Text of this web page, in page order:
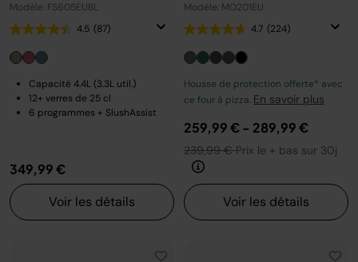
Modèle: FS605EUBL
4.5 (87)
Capacité 4.4L (3.3L util.)
12+ verres de 25 cl
6 programmes + SlushAssist
349,99 €
Voir les détails
Modèle: MO201EU
4.7 (224)
Housse de protection offerte* avec
ce four à pizza. En savoir plus
259,99 €- 289,99 €
239,99 €Prix le + bas sur 30j
Voir les détails